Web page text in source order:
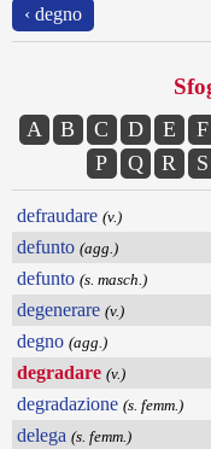
‹ degno
A B C D E F
P
Q R S
defraudare (v.)
defunto (agg.)
defunto (s. masch.)
degenerare (v.)
degno (agg.)
degradare (v.)
degradazione (s. femm.)
delega (s. femm.)